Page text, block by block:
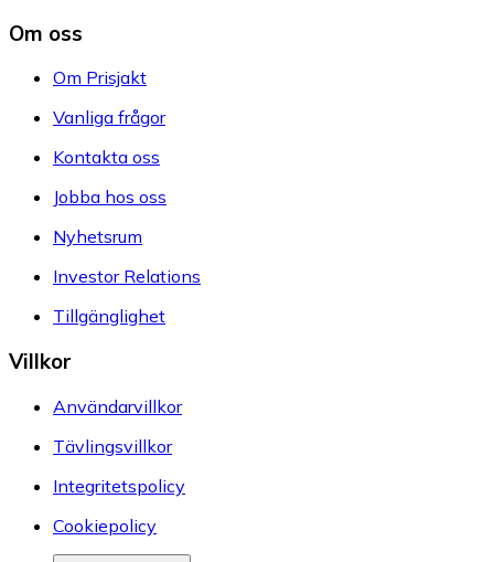
Om oss
Om Prisjakt
Vanliga frågor
Kontakta oss
Jobba hos oss
Nyhetsrum
Investor Relations
Tillgänglighet
Villkor
Användarvillkor
Tävlingsvillkor
Integritetspolicy
Cookiepolicy